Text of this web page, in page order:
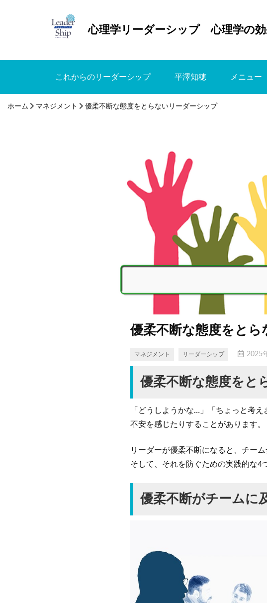
心理学リーダーシップ 心理学の効
これからのリーダーシップ 平澤知穂 メニュー
ホーム マネジメント 優柔不断な態度をとらないリーダーシップ
優柔不断な態度をと
マネジメント リーダーシップ 2025
優柔不断な態度をと
「どうしようかな…」「ちょっと考
不安を感じたりすることがあります。
リーダーが優柔不断になると、チー
そして、それを防ぐための実践的な4
優柔不断がチームに